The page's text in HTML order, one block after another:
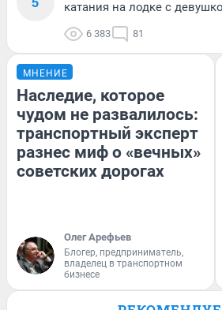
катания на лодке с
6 383 81
МНЕНИЕ
Наследие, которое
чудом не развалилось:
транспортный эксперт
разнес миф о «вечных»
советских дорогах
Олег Арефьев
Блогер, предприниматель,
владелец в транспортном
бизнесе